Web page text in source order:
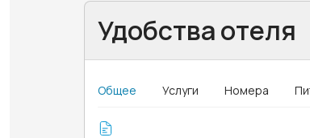
Удобства отеля
Общее Услуги Номера